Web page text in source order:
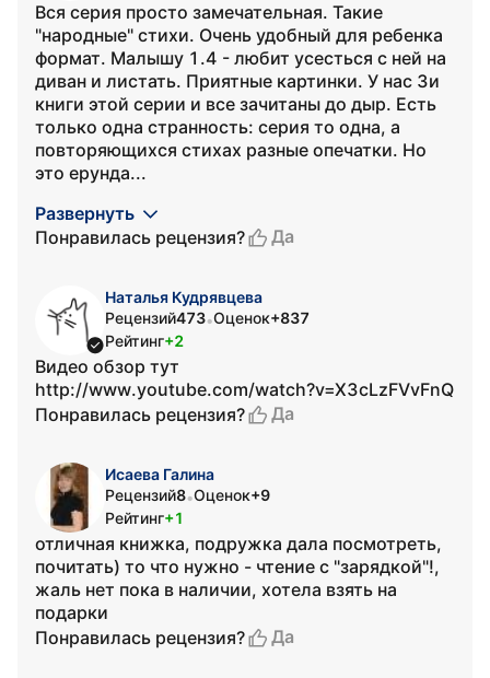
Вся серия просто замечательная. Такие
"народные" стихи. Очень удобный для ребенка
формат. Малышу 1.4 - любит усесться с ней на
диван и листать. Приятные картинки. У нас 3и
книги этой серии и все зачитаны до дыр. Есть
только одна странность: серия то одна, а
повторяющихся стихах разные опечатки. Но
это ерунда...
Развернуть
Понравилась рецензия?
Да
Наталья Кудрявцева
Рецензий473•Оценок+837
Рейтинг+2
Видео обзор тут
http://www.youtube.com/watch?v=X3cLzFVvFnQ
Понравилась рецензия?
Да
Исаева Галина
Рецензий8•Оценок+9
Рейтинг+1
отличная книжка, подружка дала посмотреть,
почитать) то что нужно - чтение с "зарядкой"!,
жаль нет пока в наличии, хотела взять на
подарки
Понравилась рецензия?
Да